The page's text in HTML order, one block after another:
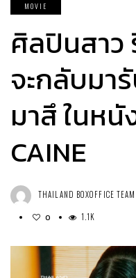
MOVIE
ศิลปินสาว
จะกลับมา
มาสึ ในห
CAINE
THAILAND BOXOFFICE TEAM
0 1.1K